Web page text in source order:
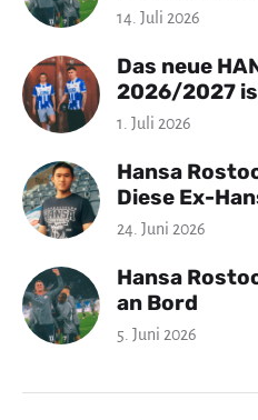
14. Juli 2026
Das neue
2026/2027
1. Juli 2026
Hansa
Diese Ex-
24. Juni 2026
Hansa
an Bord
5. Juni 2026